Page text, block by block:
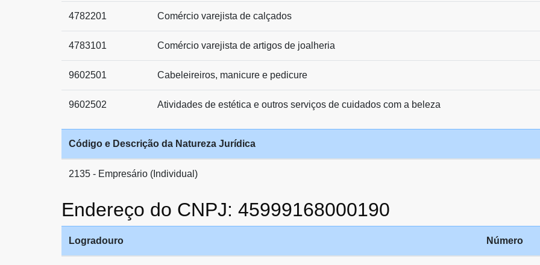
4782201 Comércio varejista de calçados
4783101 Comércio varejista de artigos de joalheria
9602501 Cabeleireiros, manicure e pedicure
9602502 Atividades de estética e outros serviços de cuidados com a beleza
Código e Descrição da Natureza Jurídica
2135 - Empresário (Individual)
Endereço do CNPJ: 45999168000190
Logradouro Número